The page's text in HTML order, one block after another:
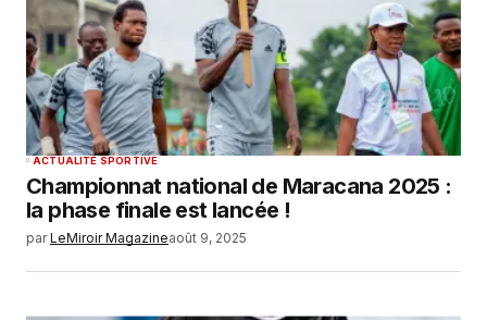
ACTUALITÉ SPORTIVE
Championnat national de Maracana 2025 :
la phase finale est lancée !
par LeMiroir Magazineaoût 9, 2025